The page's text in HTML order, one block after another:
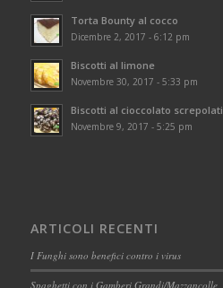
Torta Bounty al cocco
Dicembre 2, 2017 - 6:12 pm
Biscotti al limone
Novembre 30, 2017 - 5:33 pm
Biscotti al cioccolato screpolati
Novembre 9, 2017 - 5:25 pm
ARTICOLI RECENTI
I Funghi sono benefici contro i virus
Spaghetti con i Gamberi Grandi/Mazzancolle